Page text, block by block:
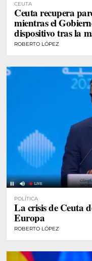
CEUTA
Ceuta recupera
mientras el
dispositivo tras la
historia
ROBERTO LÓPEZ
POLÍTICA
La crisis de Ceuta
Europa
ROBERTO LÓPEZ